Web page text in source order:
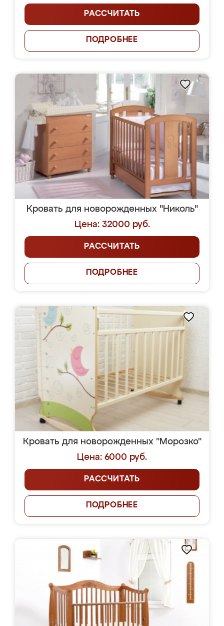
РАССЧИТАТЬ
ПОДРОБНЕЕ
Кровать для новорожденных "Николь"
Цена: 32000 руб.
РАССЧИТАТЬ
ПОДРОБНЕЕ
Кровать для новорожденных "Морозко"
Цена: 6000 руб.
РАССЧИТАТЬ
ПОДРОБНЕЕ